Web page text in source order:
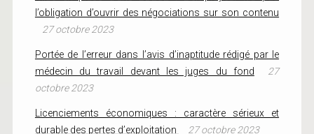
l’obligation d’ouvrir des négociations sur son contenu
27 octobre 2023
Portée de l’erreur dans l’avis d’inaptitude rédigé par le
médecin du travail devant les juges du fond
27
octobre 2023
Licenciements économiques : caractère sérieux et
durable des pertes d’exploitation
27 octobre 2023